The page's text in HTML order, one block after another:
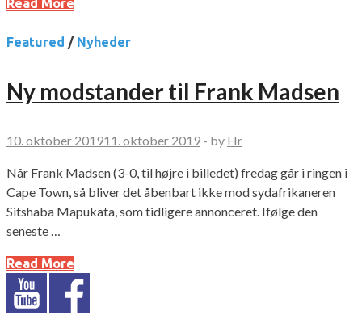
Read More
Featured / Nyheder
Ny modstander til Frank Madsen
10. oktober 201911. oktober 2019 - by Hr
Når Frank Madsen (3-0, til højre i billedet) fredag går i ringen i
Cape Town, så bliver det åbenbart ikke mod sydafrikaneren
Sitshaba Mapukata, som tidligere annonceret. Ifølge den
seneste …
Read More